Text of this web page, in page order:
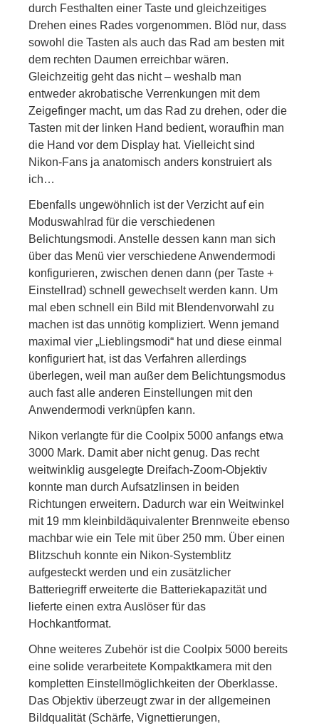
durch Festhalten einer Taste und gleichzeitiges
Drehen eines Rades vorgenommen. Blöd nur, dass
sowohl die Tasten als auch das Rad am besten mit
dem rechten Daumen erreichbar wären.
Gleichzeitig geht das nicht – weshalb man
entweder akrobatische Verrenkungen mit dem
Zeigefinger macht, um das Rad zu drehen, oder die
Tasten mit der linken Hand bedient, woraufhin man
die Hand vor dem Display hat. Vielleicht sind
Nikon-Fans ja anatomisch anders konstruiert als
ich…
Ebenfalls ungewöhnlich ist der Verzicht auf ein
Moduswahlrad für die verschiedenen
Belichtungsmodi. Anstelle dessen kann man sich
über das Menü vier verschiedene Anwendermodi
konfigurieren, zwischen denen dann (per Taste +
Einstellrad) schnell gewechselt werden kann. Um
mal eben schnell ein Bild mit Blendenvorwahl zu
machen ist das unnötig kompliziert. Wenn jemand
maximal vier „Lieblingsmodi“ hat und diese einmal
konfiguriert hat, ist das Verfahren allerdings
überlegen, weil man außer dem Belichtungsmodus
auch fast alle anderen Einstellungen mit den
Anwendermodi verknüpfen kann.
Nikon verlangte für die Coolpix 5000 anfangs etwa
3000 Mark. Damit aber nicht genug. Das recht
weitwinklig ausgelegte Dreifach-Zoom-Objektiv
konnte man durch Aufsatzlinsen in beiden
Richtungen erweitern. Dadurch war ein Weitwinkel
mit 19 mm kleinbildäquivalenter Brennweite ebenso
machbar wie ein Tele mit über 250 mm. Über einen
Blitzschuh konnte ein Nikon-Systemblitz
aufgesteckt werden und ein zusätzlicher
Batteriegriff erweiterte die Batteriekapazität und
lieferte einen extra Auslöser für das
Hochkantformat.
Ohne weiteres Zubehör ist die Coolpix 5000 bereits
eine solide verarbeitete Kompaktkamera mit den
kompletten Einstellmöglichkeiten der Oberklasse.
Das Objektiv überzeugt zwar in der allgemeinen
Bildqualität (Schärfe, Vignettierungen,